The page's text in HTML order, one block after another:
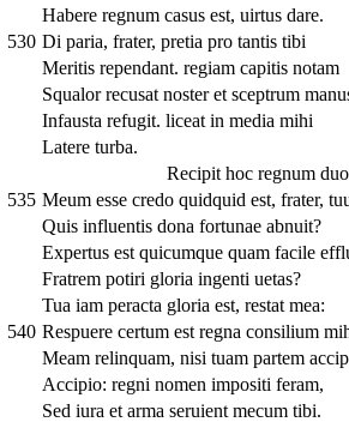
Habere regnum casus est, uirtus dare.
530 Di paria, frater, pretia pro tantis tibi
Meritis rependant. regiam capitis notam
Squalor recusat noster et sceptrum
Infausta refugit. liceat in media mihi
Latere turba.
Recipit hoc regnum
535 Meum esse credo quidquid est, frater,
Quis influentis dona fortunae abnuit?
Expertus est quicumque quam facile
Fratrem potiri gloria ingenti uetas?
Tua iam peracta gloria est, restat mea:
540 Respuere certum est regna consilium
Meam relinquam, nisi tuam partem
Accipio: regni nomen impositi feram,
Sed iura et arma seruient mecum tibi.